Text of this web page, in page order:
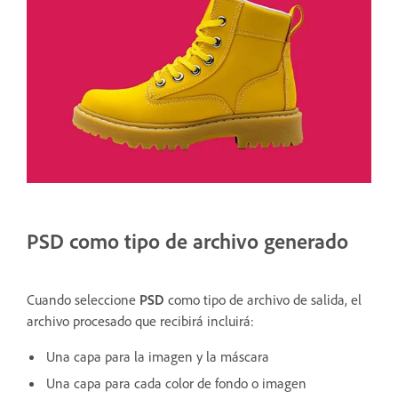
PSD como tipo de archivo generado
Cuando seleccione PSD como tipo de archivo de salida, el
archivo procesado que recibirá incluirá:
Una capa para la imagen y la máscara
Una capa para cada color de fondo o imagen